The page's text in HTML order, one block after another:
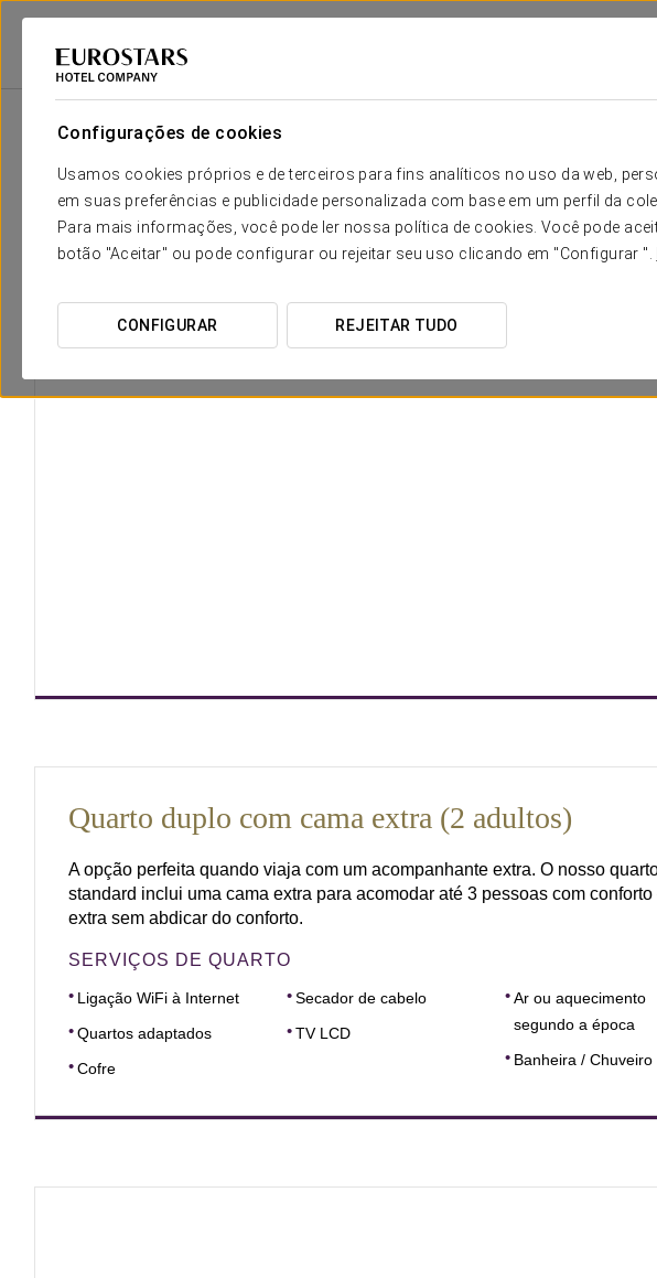
Configurações de cookies
Usamos cookies próprios e de terceiros para fins analíticos no uso da web,
em suas preferências e publicidade personalizada com base em um perfil da
Para mais informações, você pode ler nossa política de cookies. Você pode
botão "Aceitar" ou pode configurar ou rejeitar seu uso clicando em "Configurar ".
CONFIGURAR REJEITAR TUDO
Eurostars Hotel Company
O conforto e descanso que necessita
Os 87 quartos do Dorma Juan de Austria são amplos e luminosos, concebidos para
um dia na cidade. Espaços acolhedores onde a elegância se alia à funcionalidade,
para que se sinta completamente à vontade no coração de Valladolid.
Quarto duplo com cama extra (2 adultos)
A opção perfeita quando viaja com um acompanhante extra. O nosso
standard inclui uma cama extra para acomodar até 3 pessoas com
extra sem abdicar do conforto.
SERVIÇOS DE QUARTO
Ligação WiFi à Internet
Quartos adaptados
Cofre
Secador de cabelo
TV LCD
Ar ou aquecimento
segundo a época
Banheira / Chuveiro